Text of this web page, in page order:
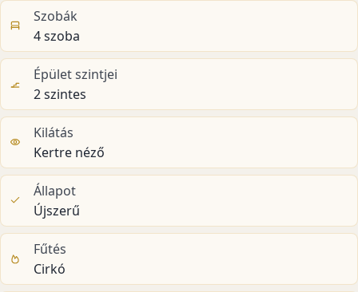
Szobák
4 szoba
Épület szintjei
2 szintes
Kilátás
Kertre néző
Állapot
Újszerű
Fűtés
Cirkó